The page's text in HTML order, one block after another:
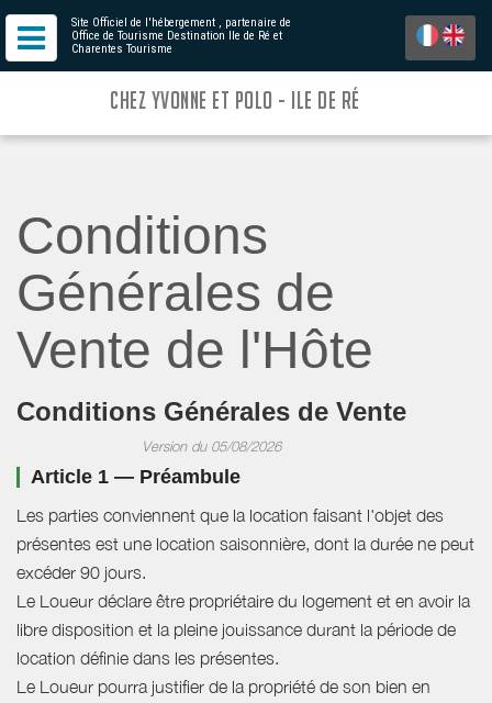
Site Officiel de l'hébergement , partenaire de
Office de Tourisme Destination Ile de Ré et
Charentes Tourisme
CHEZ YVONNE ET POLO - ILE DE RÉ
Conditions
Générales de
Vente de l'Hôte
Conditions Générales de Vente
Version du 05/08/2026
Article 1 — Préambule
Les parties conviennent que la location faisant l'objet des
présentes est une location saisonnière, dont la durée ne peut
excéder 90 jours.
Le Loueur déclare être propriétaire du logement et en avoir la
libre disposition et la pleine jouissance durant la période de
location définie dans les présentes.
Le Loueur pourra justifier de la propriété de son bien en